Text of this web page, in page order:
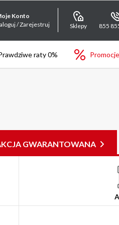
Konto
/ Zarejestruj
Sklepy 855
raty 0%
GWARANTOWANA